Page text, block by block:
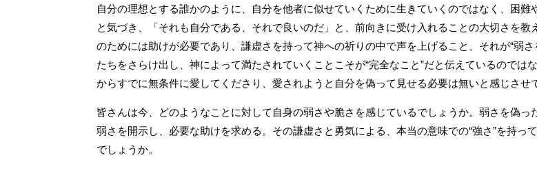
自分の理想とする誰かのように、自分を他者に似せていくために生きていくのではなく、困
と気づき、「それも自分である、それで良いのだ」と、前向きに受け入れることの大切さを
のためには助けが必要であり、謙虚さを持って神への祈りの中で声を上げること、それが“弱
たちをさらけ出し、神によって満たされていくことこそが“完全なこと”だと伝えているので
からすでに無条件に愛してくださり、愛されようと自分を偽って見せる必要は無いと感じさせ
皆さんは今、どのようなことに対して自身の弱さや脆さを感じているでしょうか。弱さを偽
弱さを開示し、必要な助けを求める。その謙虚さと勇気による、本当の意味での“強さ”を持
でしょうか。